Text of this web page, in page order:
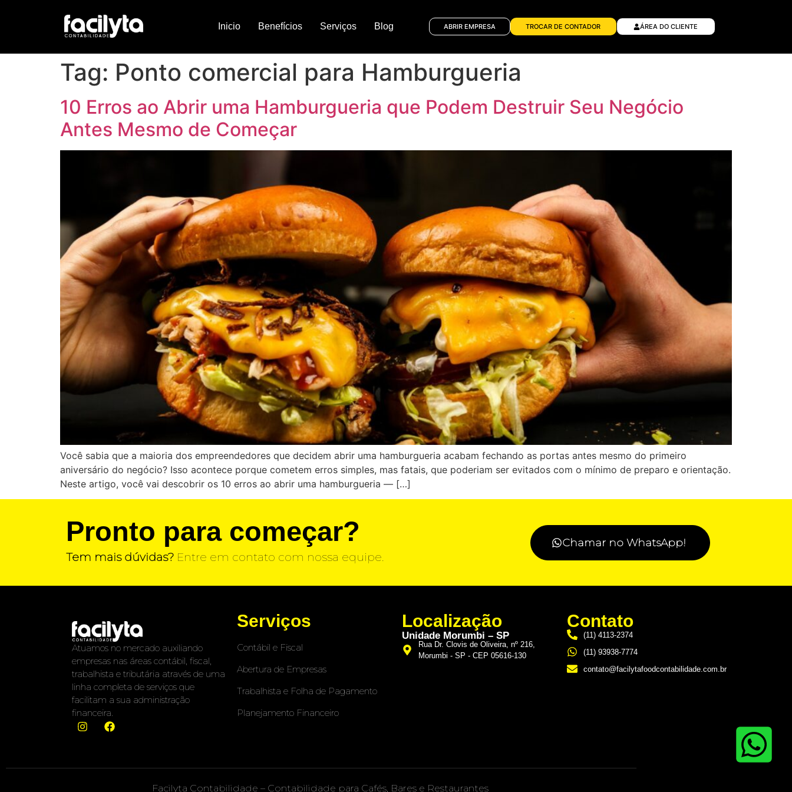
Inicio Benefícios Serviços Blog ABRIR EMPRESA TROCAR DE CONTADOR ÁREA DO CLIENTE
Tag: Ponto comercial para Hamburgueria
10 Erros ao Abrir uma Hamburgueria que Podem Destruir Seu Negócio
Antes Mesmo de Começar
Você sabia que a maioria dos empreendedores que decidem abrir uma hamburgueria acabam fechando as portas antes mesmo do primeiro
aniversário do negócio? Isso acontece porque cometem erros simples, mas fatais, que poderiam ser evitados com o mínimo de preparo e orientação.
Neste artigo, você vai descobrir os 10 erros ao abrir uma hamburgueria — […]
Pronto para começar?
Tem mais dúvidas? Entre em contato com nossa equipe.
Chamar no WhatsApp!
Atuamos no mercado auxiliando
empresas nas áreas contábil, fiscal,
trabalhista e tributária através de uma
linha completa de serviços que
facilitam a sua administração
financeira.
Serviços
Contábil e Fiscal
Abertura de Empresas
Trabalhista e Folha de Pagamento
Planejamento Financeiro
Localização
Unidade Morumbi – SP
Rua Dr. Clovis de Oliveira, nº 216,
Morumbi - SP - CEP 05616-130
Contato
(11) 4113-2374
(11) 93938-7774
contato@facilytafoodcontabilidade.com.br
Facilyta Contabilidade – Contabilidade para Cafés, Bares e Restaurantes